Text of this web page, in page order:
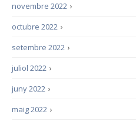
›
novembre 2022
›
octubre 2022
›
setembre 2022
›
juliol 2022
›
juny 2022
›
maig 2022